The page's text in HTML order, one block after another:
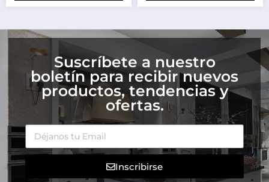
Suscríbete a nuestro
boletín para recibir nuevos
productos, tendencias y
ofertas.
Inscribirse